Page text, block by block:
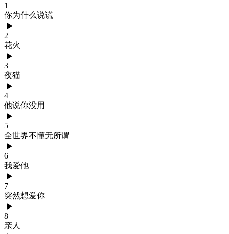
1
你为什么说谎
2
花火
3
夜猫
4
他说你没用
5
全世界不懂无所谓
6
我爱他
7
突然想爱你
8
亲人